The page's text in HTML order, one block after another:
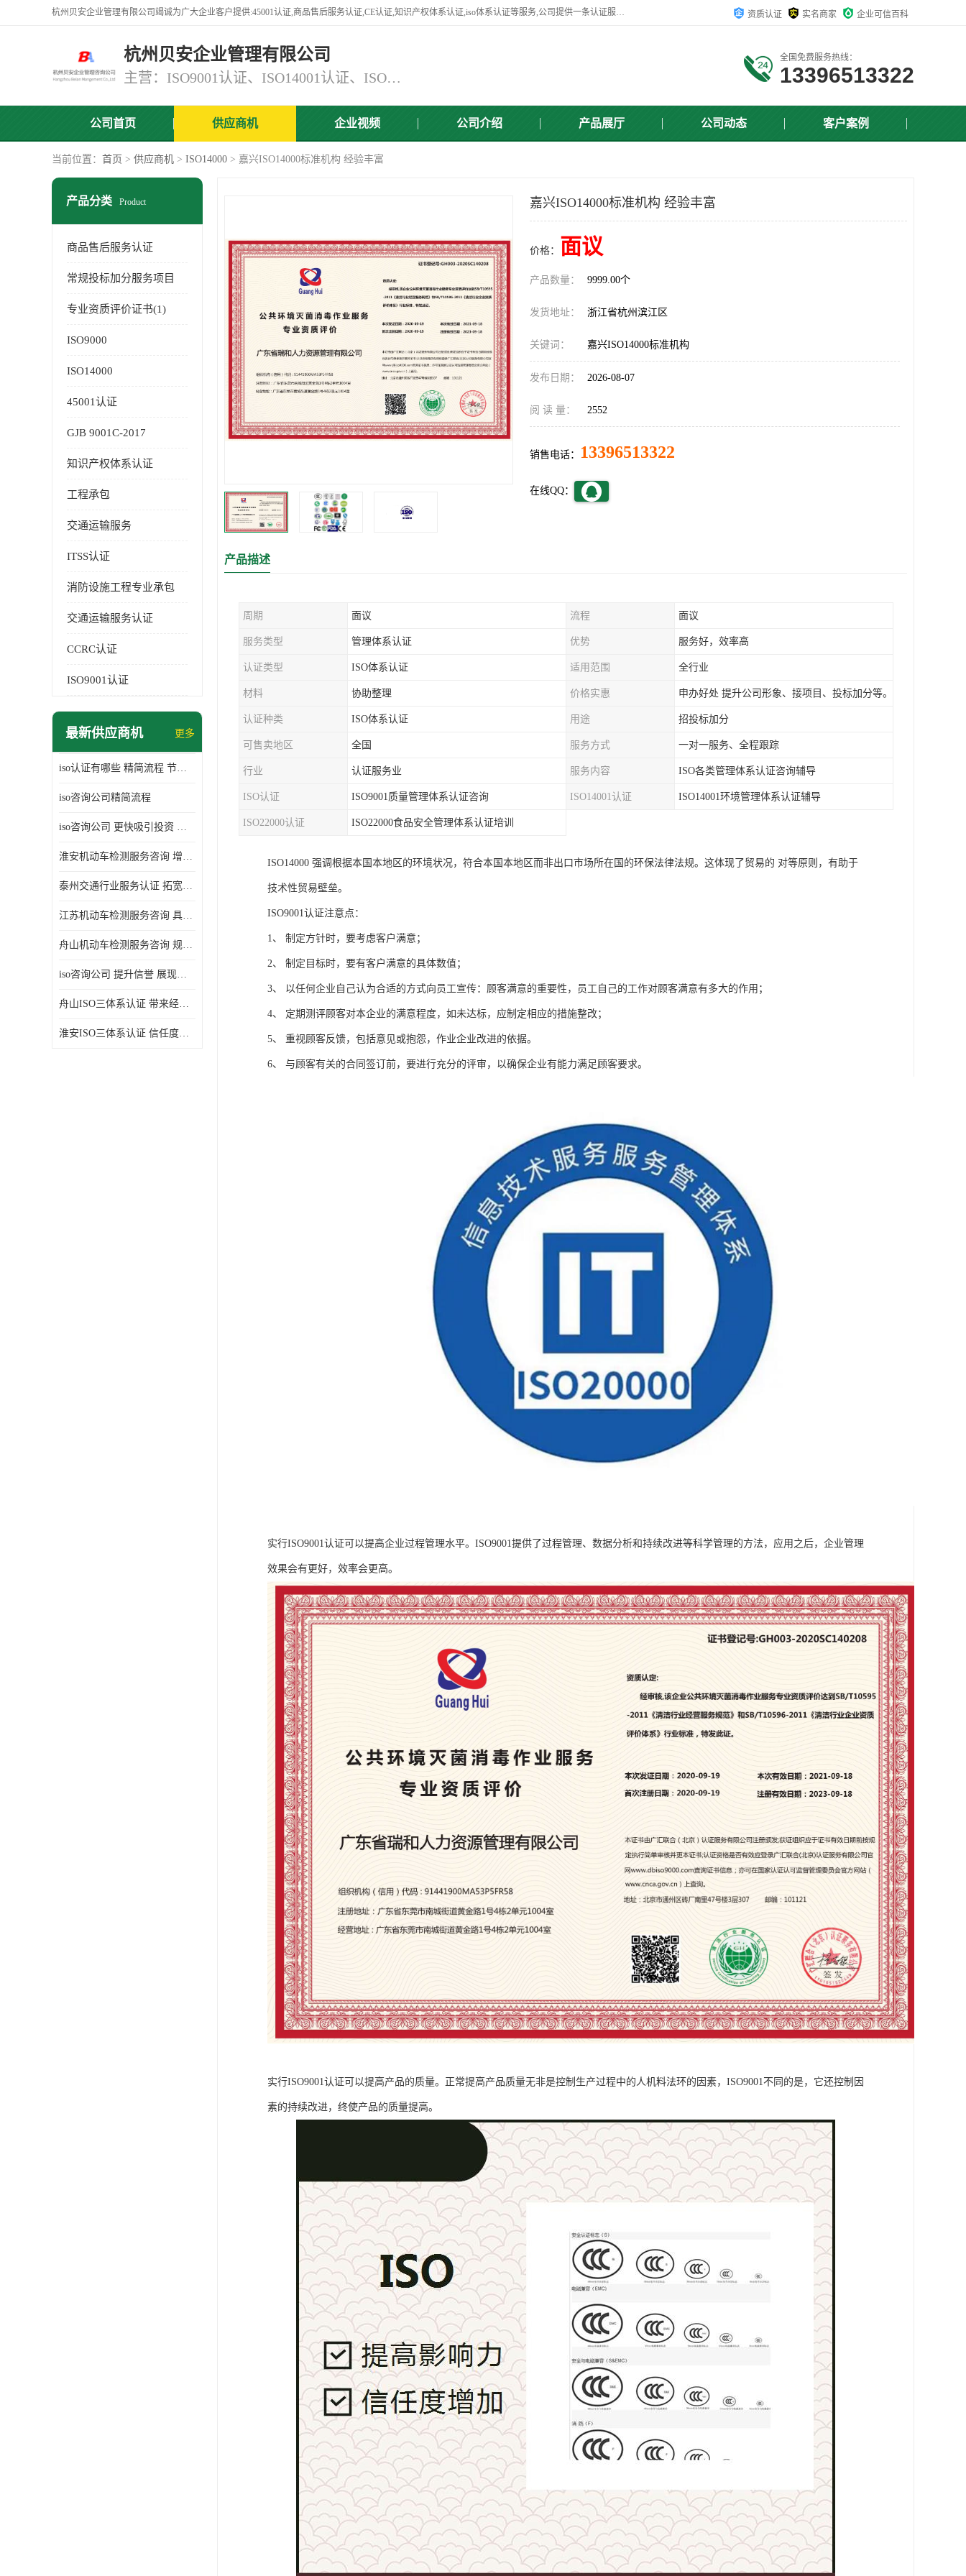
杭州贝安企业管理有限公司竭诚为广大企业客户提供:45001认证,商品售后服务认证,CE认证,知识产权体系认证,iso体系认证等服务,公司提供一条认证服务,方便快捷. 资质认证 实名商家 企业可信百科
杭州贝安企业管理有限公司
主营：ISO9001认证、ISO14001认证、ISO认证、ISO22000认证、ISO/TS16949认证,FSC森林认证
全国免费服务热线：
13396513322
公司首页 供应商机 企业视频 公司介绍 产品展厅 公司动态 客户案例
当前位置： 首页 > 供应商机 > ISO14000 > 嘉兴ISO14000标准机构 经验丰富
产品分类 Product
商品售后服务认证
常规投标加分服务项目
专业资质评价证书(1)
ISO9000
ISO14000
45001认证
GJB 9001C-2017
知识产权体系认证
工程承包
交通运输服务
ITSS认证
消防设施工程专业承包
交通运输服务认证
CCRC认证
ISO9001认证
最新供应商机 更多
iso认证有哪些 精简流程 节省企业运营成本
iso咨询公司精简流程
iso咨询公司 更快吸引投资 节省企业运营成本
淮安机动车检测服务咨询 增加竞争力 可获得更多业务机会
泰州交通行业服务认证 拓宽可业务范围 提高客户对企业满意度
江苏机动车检测服务咨询 具有社会效益 是企业综合实力的体现
舟山机动车检测服务咨询 规范管理技术 具备市场竞争能力
iso咨询公司 提升信誉 展现企业文化
舟山ISO三体系认证 带来经济效益 带来可以信赖的良好印象
淮安ISO三体系认证 信任度增加 具备市场竞争能力
嘉兴ISO14000标准机构 经验丰富
价格： 面议
产品数量： 9999.00个
发货地址： 浙江省杭州滨江区
关键词： 嘉兴ISO14000标准机构
发布日期： 2026-08-07
阅 读 量： 2552
销售电话： 13396513322
在线QQ：
产品描述
周期 面议 流程 面议
服务类型 管理体系认证 优势 服务好，效率高
认证类型 ISO体系认证 适用范围 全行业
材料 协助整理 价格实惠 申办好处 提升公司形象、接项目、投标加分等。
认证种类 ISO体系认证 用途 招投标加分
可售卖地区 全国 服务方式 一对一服务、全程跟踪
行业 认证服务业 服务内容 ISO各类管理体系认证咨询辅导
ISO认证 ISO9001质量管理体系认证咨询 ISO14001认证 ISO14001环境管理体系认证辅导
ISO22000认证 ISO22000食品安全管理体系认证培训
ISO14000 强调根据本国本地区的环境状况，符合本国本地区而非出口市场所在国的环保法律法规。这体现了贸易的 对等原则，有助于
技术性贸易壁垒。
ISO9001认证注意点：
1、 制定方针时，要考虑客户满意；
2、 制定目标时，要有客户满意的具体数值；
3、 以任何企业自己认为合适的方式向员工宣传：顾客满意的重要性，员工自己的工作对顾客满意有多大的作用；
4、 定期测评顾客对本企业的满意程度，如未达标，应制定相应的措施整改；
5、 重视顾客反馈，包括意见或抱怨，作业企业改进的依据。
6、 与顾客有关的合同签订前，要进行充分的评审，以确保企业有能力满足顾客要求。
实行ISO9001认证可以提高企业过程管理水平。ISO9001提供了过程管理、数据分析和持续改进等科学管理的方法，应用之后，企业管理
效果会有更好，效率会更高。
实行ISO9001认证可以提高产品的质量。正常提高产品质量无非是控制生产过程中的人机料法环的因素，ISO9001不同的是，它还控制因
素的持续改进，终使产品的质量提高。